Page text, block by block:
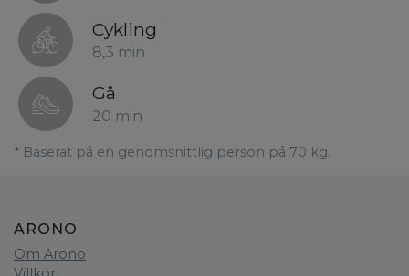
Cykling
8,3 min
Gå
20 min
* Baserat på en genomsnittlig person på 70 kg.
ARONO
Om Arono